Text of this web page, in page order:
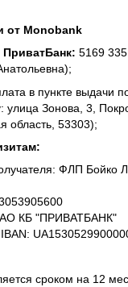
от Monobank
ПриватБанк: 5169
в пункте выдачи
улица Зонова, 3,
область, 53303);
ФЛП Бойко
АО КБ "ПРИВАТБАНК"
сроком на 12